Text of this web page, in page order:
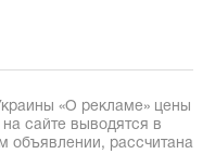
«О рекламе» цены
сайте выводятся в
объявлении, рассчитана